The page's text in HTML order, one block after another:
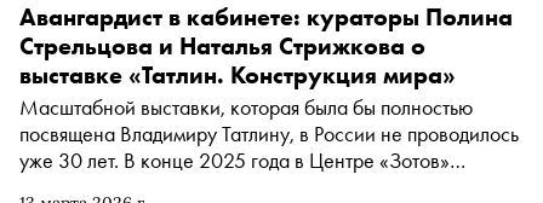
Авангардист в кабинете: кураторы Полина
Стрельцова и Наталья Стрижкова о
выставке «Татлин. Конструкция мира»
Масштабной выставки, которая была бы полностью
посвящена Владимиру Татлину, в России не проводилось
уже 30 лет. В конце 2025 года в Центре «Зотов»